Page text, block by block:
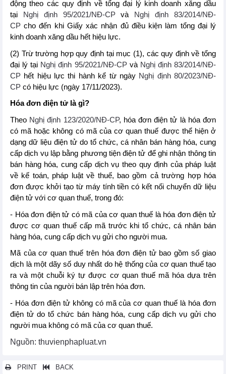
động theo các quy định về tổng đại lý kinh doanh xăng dầu
tại
Nghị định 95/2021/NĐ-CPvà
Nghị định 83/2014/NĐ-
CP cho đến khi Giấy xác nhận đủ điều kiện làm tổng đại lý
kinh doanh xăng dầu hết hiệu lực.
(2) Trừ trường hợp quy định tại mục (1), các quy định về tổng
đại lý tại Nghị định 95/2021/NĐ-CPvà Nghị định 83/2014/NĐ-
CP hết hiệu lực thi hành kể từ ngày Nghị định 80/2023/NĐ-
CP có hiệu lực (ngày 17/11/2023).
Hóa đơn điện tử là gì?
Theo Nghị định 123/2020/NĐ-CP, hóa đơn điện tử là hóa đơn
có mã hoặc không có mã của cơ quan thuế được thể hiện ở
dạng dữ liệu điện tử do tổ chức, cá nhân bán hàng hóa, cung
cấp dịch vụ lập bằng phương tiện điện tử để ghi nhận thông tin
bán hàng hóa, cung cấp dịch vụ theo quy định của pháp luật
về kế toán, pháp luật về thuế, bao gồm cả trường hợp hóa
đơn được khởi tạo từ máy tính tiền có kết nối chuyển dữ liệu
điện tử với cơ quan thuế, trong đó:
- Hóa đơn điện tử có mã của cơ quan thuế là hóa đơn điện tử
được cơ quan thuế cấp mã trước khi tổ chức, cá nhân bán
hàng hóa, cung cấp dịch vụ gửi cho người mua.
Mã của cơ quan thuế trên hóa đơn điện tử bao gồm số giao
dịch là một dãy số duy nhất do hệ thống của cơ quan thuế tạo
ra và một chuỗi ký tự được cơ quan thuế mã hóa dựa trên
thông tin của người bán lập trên hóa đơn.
- Hóa đơn điện tử không có mã của cơ quan thuế là hóa đơn
điện tử do tổ chức bán hàng hóa, cung cấp dịch vụ gửi cho
người mua không có mã của cơ quan thuế.
Nguồn: thuvienphapluat.vn
PRINT BACK